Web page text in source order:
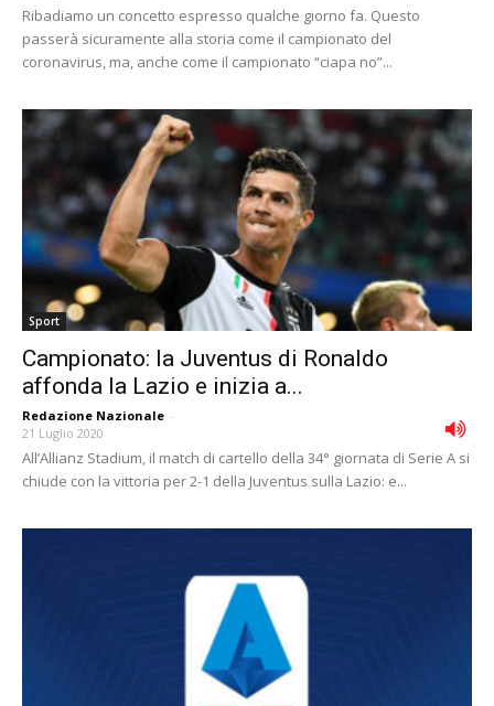
Ribadiamo un concetto espresso qualche giorno fa. Questo
passerà sicuramente alla storia come il campionato del
coronavirus, ma, anche come il campionato “ciapa no”...
Sport
Campionato: la Juventus di Ronaldo
affonda la Lazio e inizia a...
Redazione Nazionale -
21 Luglio 2020
All’Allianz Stadium, il match di cartello della 34° giornata di Serie A si
chiude con la vittoria per 2-1 della Juventus sulla Lazio: e...